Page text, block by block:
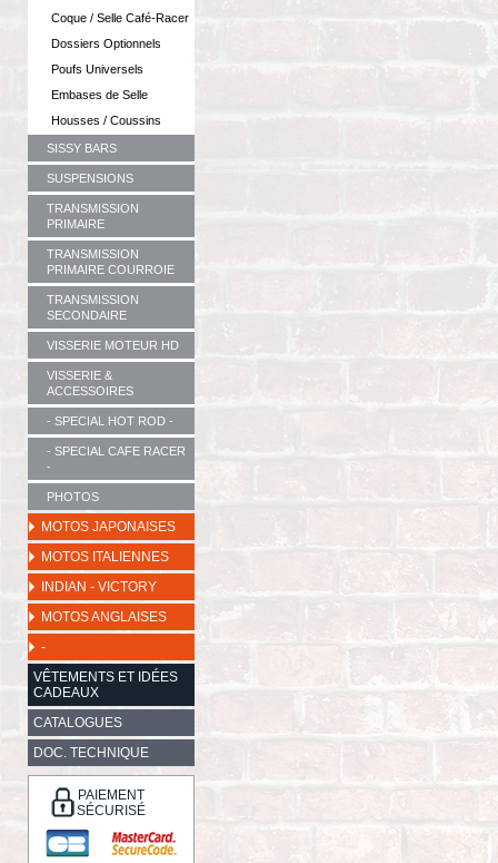
Coque / Selle Café-Racer
Dossiers Optionnels
Poufs Universels
Embases de Selle
Housses / Coussins
SISSY BARS
SUSPENSIONS
TRANSMISSION
PRIMAIRE
TRANSMISSION
PRIMAIRE COURROIE
TRANSMISSION
SECONDAIRE
VISSERIE MOTEUR HD
VISSERIE &
ACCESSOIRES
- SPECIAL HOT ROD -
- SPECIAL CAFE RACER
-
PHOTOS
MOTOS JAPONAISES
MOTOS ITALIENNES
INDIAN - VICTORY
MOTOS ANGLAISES
-
VÊTEMENTS ET IDÉES
CADEAUX
CATALOGUES
DOC. TECHNIQUE
PAIEMENT
SÉCURISÉ